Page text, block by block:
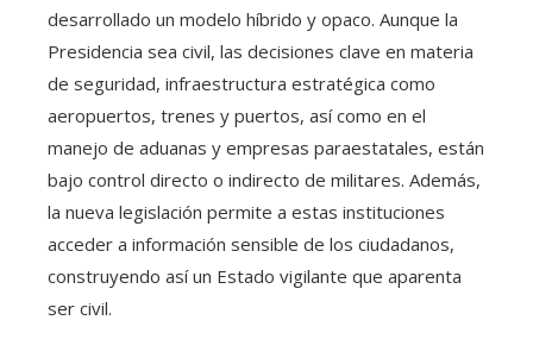
desarrollado un modelo híbrido y opaco. Aunque la
Presidencia sea civil, las decisiones clave en materia
de seguridad, infraestructura estratégica como
aeropuertos, trenes y puertos, así como en el
manejo de aduanas y empresas paraestatales, están
bajo control directo o indirecto de militares. Además,
la nueva legislación permite a estas instituciones
acceder a información sensible de los ciudadanos,
construyendo así un Estado vigilante que aparenta
ser civil.